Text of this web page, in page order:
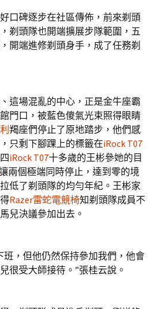
碑逐步在社區傳佈，前來剃頭
剃頭隊也開端擴展步隊範圍，五
開端進修剃頭身手，成了任務剃
場混亂的中心，正是金牛座霸
門口，被藍色傻氣光束照得眼睛
羯座們停止了原地踏步，他們感
只剩下腳踝上的標籤在iRock T07
iRock T07十多歲的王彬參她的目
兩個極端同時停止，達到零的境
低了剃頭隊的均勻年紀。王彬家
Razer雷蛇電競椅知剃頭隊成員不
兒決議參加出去。
，但他仍然保持參加我們，他會
很受大師接待。”張桂云說。